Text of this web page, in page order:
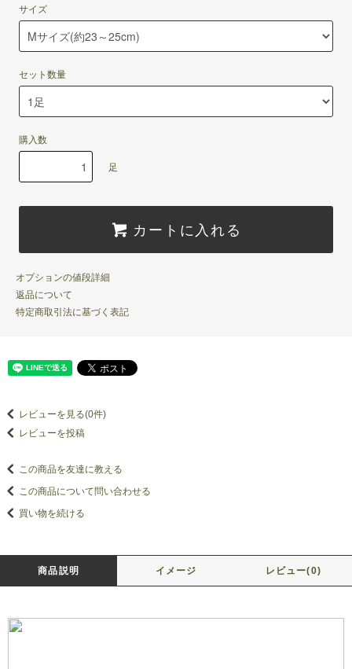
サイズ
セット数量
購入数
足
カートに入れる
オプションの値段詳細
返品について
特定商取引法に基づく表記
レビューを見る(0件)
レビューを投稿
この商品を友達に教える
この商品について問い合わせる
買い物を続ける
商品説明 イメージ レビュー(0)